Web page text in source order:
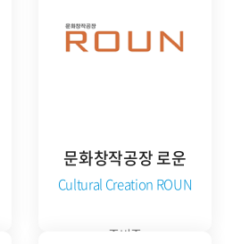
문화창작공장 로운
Cultural Creation ROUN
준비중